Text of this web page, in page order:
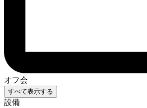
オフ会
すべて表示する
設備